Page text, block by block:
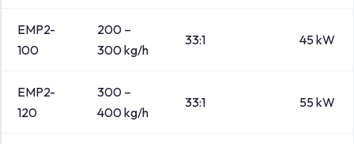
EMP2-
100
200 –
300 kg/h
33:1 45 kW
EMP2-
120
300 –
400 kg/h
33:1 55 kW